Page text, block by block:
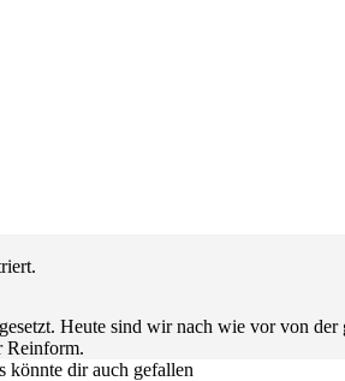
Heute sind wir nach wie vor von
Reinform.
könnte dir auch gefallen